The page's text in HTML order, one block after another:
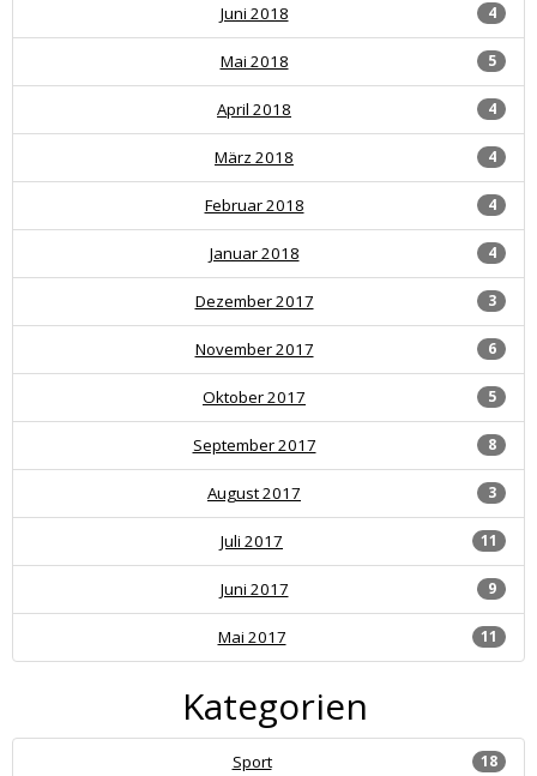
4
Juni 2018
5
Mai 2018
4
April 2018
4
März 2018
4
Februar 2018
4
Januar 2018
3
Dezember 2017
6
November 2017
5
Oktober 2017
8
September 2017
3
August 2017
11
Juli 2017
9
Juni 2017
11
Mai 2017
Kategorien
18
Sport